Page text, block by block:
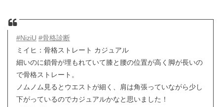
#NiziU #骨格診断
ミイヒ：骨格ストレート カジュアル
細いのに鎖骨が埋もれていて膝と腰の位置が高く脚が長いの
で骨格ストレート。
ノムノム見るとウエストが細く、肩は角張っていながら少し
下がっているのでカジュアルかなと思いました！